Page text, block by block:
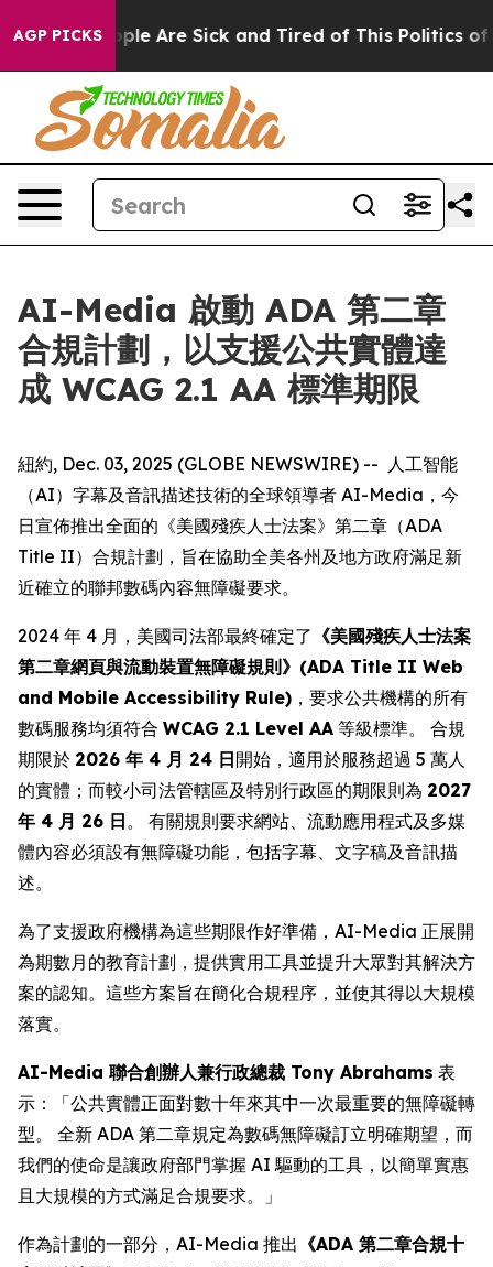
AGP PICKS
“People Are Sick and Tired of This Politics of
AI-Media 啟動 ADA 第二章
合規計劃，以支援公共實體達
成 WCAG 2.1 AA 標準期限
紐約, Dec. 03, 2025 (GLOBE NEWSWIRE) -- 人工智能
（AI）字幕及音訊描述技術的全球領導者 AI-Media，今
日宣佈推出全面的《美國殘疾人士法案》第二章（ADA
Title II）合規計劃，旨在協助全美各州及地方政府滿足新
近確立的聯邦數碼內容無障礙要求。
2024 年 4 月，美國司法部最終確定了 《美國殘疾人士法案
第二章網頁與流動裝置無障礙規則》(ADA Title II Web
and Mobile Accessibility Rule) ，要求公共機構的所有
數碼服務均須符合 WCAG 2.1 Level AA 等級標準。 合規
期限於 2026 年 4 月 24 日開始，適用於服務超過 5 萬人
的實體；而較小司法管轄區及特別行政區的期限則為 2027
年 4 月 26 日。 有關規則要求網站、流動應用程式及多媒
體內容必須設有無障礙功能，包括字幕、文字稿及音訊描
述。
為了支援政府機構為這些期限作好準備，AI-Media 正展開
為期數月的教育計劃，提供實用工具並提升大眾對其解決方
案的認知。這些方案旨在簡化合規程序，並使其得以大規模
落實。
AI-Media 聯合創辦人兼行政總裁 Tony Abrahams 表
示：「公共實體正面對數十年來其中一次最重要的無障礙轉
型。 全新 ADA 第二章規定為數碼無障礙訂立明確期望，而
我們的使命是讓政府部門掌握 AI 驅動的工具，以簡單實惠
且大規模的方式滿足合規要求。」
作為計劃的一部分，AI-Media 推出 《ADA 第二章合規十